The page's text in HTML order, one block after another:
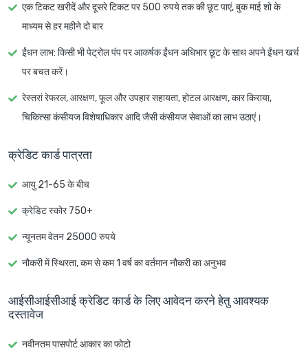
एक टिकट खरीदें और दूसरे टिकट पर 500 रुपये तक की छूट पाएं, बुक माई शो के
माध्यम से हर महीने दो बार
ईंधन लाभ: किसी भी पेट्रोल पंप पर आकर्षक ईंधन अधिभार छूट के साथ अपने ईंधन खर्च
पर बचत करें।
रेस्तरां रेफरल, आरक्षण, फूल और उपहार सहायता, होटल आरक्षण, कार किराया,
चिकित्सा कंसीयज विशेषाधिकार आदि जैसी कंसीयज सेवाओं का लाभ उठाएं।
क्रेडिट कार्ड पात्रता
आयु 21-65 के बीच
क्रेडिट स्कोर 750+
न्यूनतम वेतन 25000 रुपये
नौकरी में स्थिरता, कम से कम 1 वर्ष का वर्तमान नौकरी का अनुभव
आईसीआईसीआई क्रेडिट कार्ड के लिए आवेदन करने हेतु आवश्यक
दस्तावेज
नवीनतम पासपोर्ट आकार का फोटो